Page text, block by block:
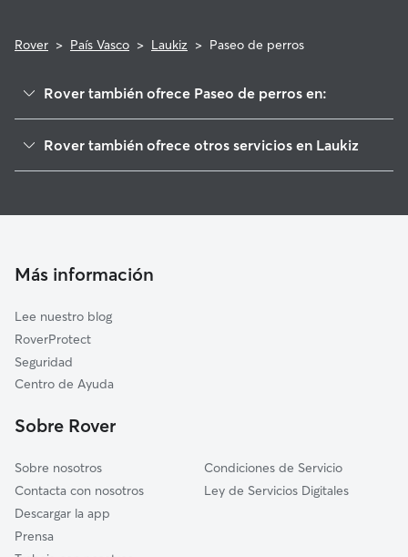
Rover > País Vasco > Laukiz > Paseo de perros
Rover también ofrece Paseo de perros en:
Derio
Mungia
Berango
Meñaka
Gorliz
Leioa
Rover también ofrece otros servicios en Laukiz
Cuidadores a domicilio en Laukiz
Más información
Lee nuestro blog
RoverProtect
Seguridad
Centro de Ayuda
Sobre Rover
Sobre nosotros
Contacta con nosotros
Descargar la app
Prensa
Condiciones de Servicio
Ley de Servicios Digitales